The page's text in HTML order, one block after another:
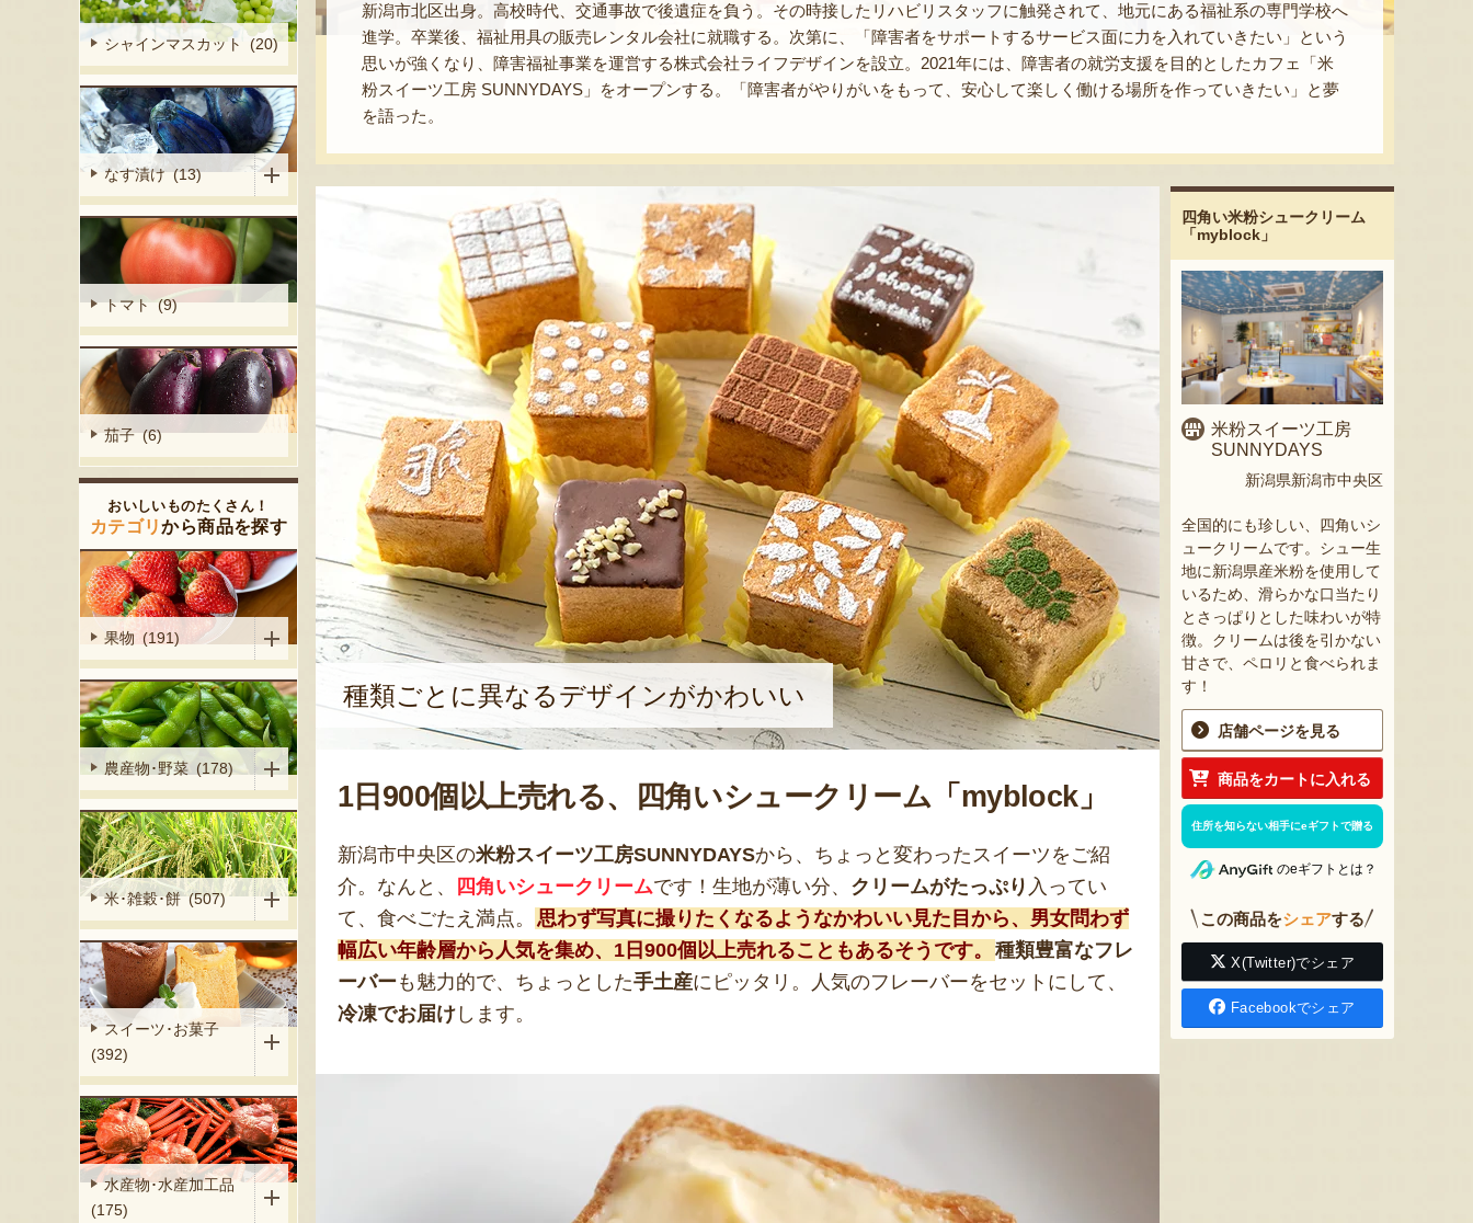
新潟市北区出身。高校時代、交通事故で後遺症を負う。その時接したリハビリスタッフに触発されて、地元にある福祉系の専門学校へ
進学。卒業後、福祉用具の販売レンタル会社に就職する。次第に、「障害者をサポートするサービス面に力を入れていきたい」という
思いが強くなり、障害福祉事業を運営する株式会社ライフデザインを設立。2021年には、障害者の就労支援を目的としたカフェ「米
粉スイーツ工房 SUNNYDAYS」をオープンする。「障害者がやりがいをもって、安心して楽しく働ける場所を作っていきたい」と夢
を語った。
種類ごとに異なるデザインがかわいい
1日900個以上売れる、四角いシュークリーム「myblock」
新潟市中央区の米粉スイーツ工房SUNNYDAYSから、ちょっと変わったスイーツをご紹
介。なんと、
四角いシュークリームです！生地が薄い分、 クリームがたっぷり 入ってい
て、食べごたえ満点。 思わず写真に撮りたくなるようなかわいい見た目から、男女問わず
幅広い年齢層から人気を集め、1日900個以上売れることもあるそうです。 種類豊富なフレ
ーバーも魅力的で、ちょっとした手土産にピッタリ。人気のフレーバーをセットにして、
冷凍でお届け します。
四角い米粉シュークリーム
「myblock」
米粉スイーツ工房
SUNNYDAYS
新潟県新潟市中央区
全国的にも珍しい、四角いシ
ュークリームです。シュー生
地に新潟県産米粉を使用して
いるため、滑らかな口当たり
とさっぱりとした味わいが特
徴。クリームは後を引かない
甘さで、ペロリと食べられま
す！
店舗ページを見る
商品をカートに入れる
住所を知らない相手にeギフトで贈る
のeギフトとは？
この商品をシェアする
X(Twitter)でシェア
Facebookでシェア
シャインマスカット (20)
なす漬け (13)
トマト (9)
茄子 (6)
おいしいものたくさん！
カテゴリから商品を探す
果物 (191)
農産物･野菜 (178)
米･雑穀･餅 (507)
スイーツ･お菓子
(392)
水産物･水産加工品
(175)